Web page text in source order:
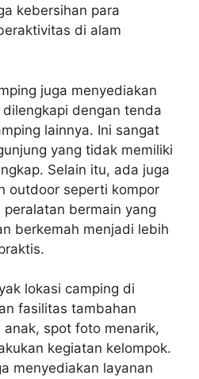
kebersihan para
di alam
juga menyediakan
dengan tenda
lainnya. Ini sangat
yang tidak memiliki
Selain itu, ada juga
outdoor seperti kompor
bermain yang
berkemah menjadi lebih
lokasi camping di
fasilitas tambahan
spot foto menarik,
kegiatan kelompok.
menyediakan layanan